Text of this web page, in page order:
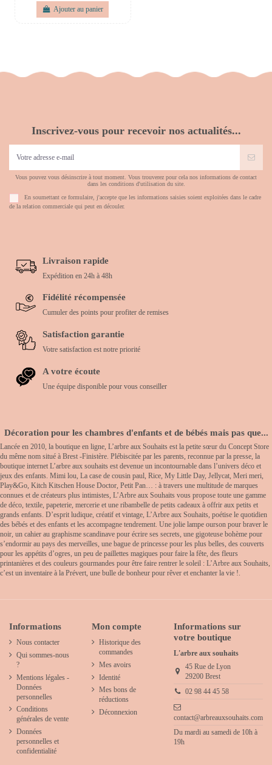
Ajouter au panier
Inscrivez-vous pour recevoir nos actualités...
Vous pouvez vous désinscrire à tout moment. Vous trouverez pour cela nos informations de contact
dans les conditions d'utilisation du site.
En soumettant ce formulaire, j'accepte que les informations saisies soient exploitées dans le cadre
de la relation commerciale qui peut en découler.
Livraison rapide
Expédition en 24h à 48h
Fidélité récompensée
Cumuler des points pour profiter de remises
Satisfaction garantie
Votre satisfaction est notre priorité
A votre écoute
Une équipe disponible pour vous conseiller
Décoration pour les chambres d'enfants et de bébés mais pas que...
Lancée en 2010, la boutique en ligne, L’arbre aux Souhaits est la petite sœur du Concept Store
du même nom situé à Brest -Finistère. Plébiscitée par les parents, reconnue par la presse, la
boutique internet L’arbre aux souhaits est devenue un incontournable dans l’univers déco et
jeux des enfants. Mimi lou, La case de cousin paul, Rice, My Little Day, Jellycat, Meri meri,
Play&Go, Kitch Kitschen House Doctor, Petit Pan… : à travers une multitude de marques
connues et de créateurs plus intimistes, L’Arbre aux Souhaits vous propose toute une gamme
de déco, textile, papeterie, mercerie et une ribambelle de petits cadeaux à offrir aux petits et
grands enfants. D’esprit ludique, créatif et vintage, L’Arbre aux Souhaits, poétise le quotidien
des bébés et des enfants et les accompagne tendrement. Une jolie lampe ourson pour braver le
noir, un cahier au graphisme scandinave pour écrire ses secrets, une gigoteuse bohème pour
s’endormir au pays des merveilles, une bague de princesse pour les plus belles, des couverts
pour les appétits d’ogres, un peu de paillettes magiques pour faire la fête, des fleurs
printanières et des couleurs gourmandes pour être faire rentrer le soleil : L’Arbre aux Souhaits,
c’est un inventaire à la Prévert, une bulle de bonheur pour rêver et enchanter la vie !.
Informations
Nous contacter
Qui sommes-nous
?
Mentions légales -
Données
personnelles
Conditions
générales de vente
Données
personnelles et
confidentialité
Mon compte
Historique des
commandes
Mes avoirs
Identité
Mes bons de
réductions
Déconnexion
Informations sur
votre boutique
L'arbre aux souhaits
45 Rue de Lyon
29200 Brest
02 98 44 45 58
contact@arbreauxsouhaits.com
Du mardi au samedi de 10h à
19h